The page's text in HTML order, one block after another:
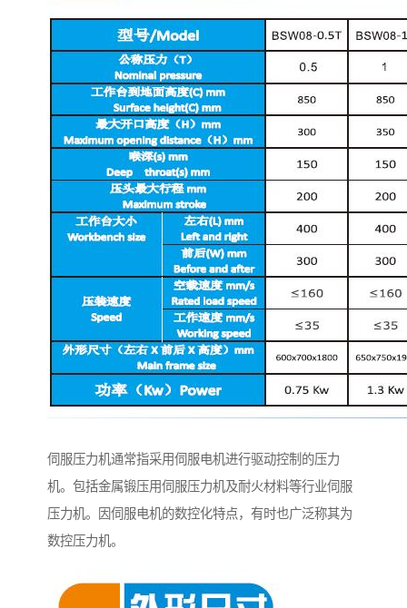
伺服压力机通常指采用伺服电机进行驱动控制的压力
机。包括金属锻压用伺服压力机及耐火材料等行业伺服
压力机。因伺服电机的数控化特点，有时也广泛称其为
数控压力机。